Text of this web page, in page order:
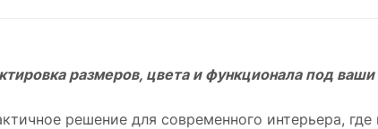
размеров, цвета и функционала под ваши
решение для современного интерьера,